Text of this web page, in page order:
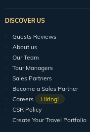
DISCOVER US
Guests Reviews
About us
Our Team
Tour Managers
Sales Partners
Become a Sales Partner
Careers
Hiring!
CSR Policy
Create Your Travel Portfolio